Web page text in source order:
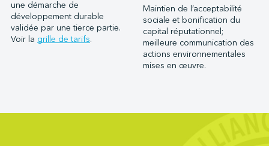
Ports of Indiana-Burns Harbor
Ports of Indiana-Jeffersonville
Ports of Indiana-Mount Vernon
Société du parc industriel et portuaire de Bécancour
Metro Ports - Houston
Metro Ports - Long Beach
Metro Ports - Morehead City
une démarche de
développement durable
validée par une tierce partie.
Voir la grille de tarifs.
Maintien de l’acceptabilité
sociale et bonification du
capital réputationnel;
meilleure communication des
actions environnementales
mises en œuvre.